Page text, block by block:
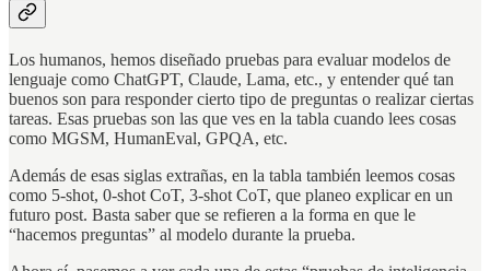
Los humanos, hemos diseñado pruebas para evaluar modelos de
lenguaje como ChatGPT, Claude, Lama, etc., y entender qué tan
buenos son para responder cierto tipo de preguntas o realizar ciertas
tareas. Esas pruebas son las que ves en la tabla cuando lees cosas
como MGSM, HumanEval, GPQA, etc.
Además de esas siglas extrañas, en la tabla también leemos cosas
como 5-shot, 0-shot CoT, 3-shot CoT, que planeo explicar en un
futuro post. Basta saber que se refieren a la forma en que le
“hacemos preguntas” al modelo durante la prueba.